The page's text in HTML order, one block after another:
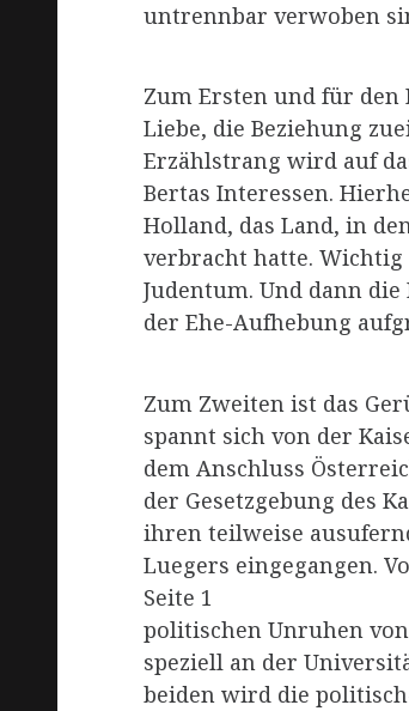
untrennbar verwoben
Zum Ersten und für
Liebe, die Beziehung
Erzählstrang wird auf
Bertas Interessen.
Holland, das Land, in
verbracht hatte.
Judentum. Und dann
der Ehe-Aufhebung
Zum Zweiten ist das
spannt sich von der
dem Anschluss
der Gesetzgebung des
ihren teilweise
Luegers eingegangen.
Seite 1
politischen Unruhen
speziell an der
beiden wird die